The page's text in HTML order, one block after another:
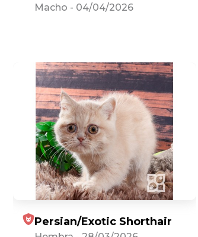
Macho - 04/04/2026
Persian/Exotic Shorthair